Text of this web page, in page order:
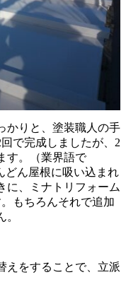
かりと、塗装職人の手
で完成しましたが、2
す。（業界語で
どん屋根に吸い込まれ
に、ミナトリフォーム
もちろんそれで追加
えをすることで、立派